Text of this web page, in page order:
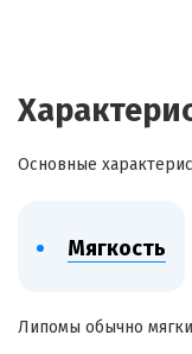
Основные
Мягкость
Липомы обычно